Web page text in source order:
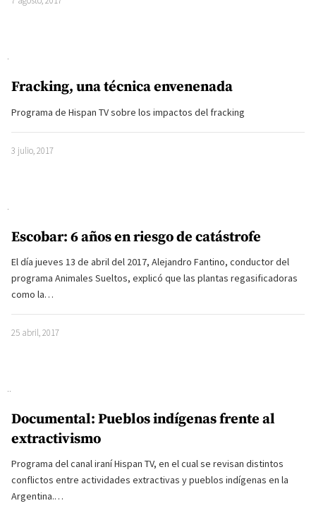
Fracking, una técnica envenenada
Programa de Hispan TV sobre los impactos del fracking
3 julio, 2017
Escobar: 6 años en riesgo de catástrofe
El día jueves 13 de abril del 2017, Alejandro Fantino, conductor del
programa Animales Sueltos, explicó que las plantas regasificadoras
como la…
25 abril, 2017
Documental: Pueblos indígenas frente al
extractivismo
Programa del canal iraní Hispan TV, en el cual se revisan distintos
conflictos entre actividades extractivas y pueblos indígenas en la
Argentina.…